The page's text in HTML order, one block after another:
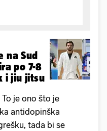
na Sud
po 7-8
i jiu jitsu
To je ono što je
antidopinška
tada bi se